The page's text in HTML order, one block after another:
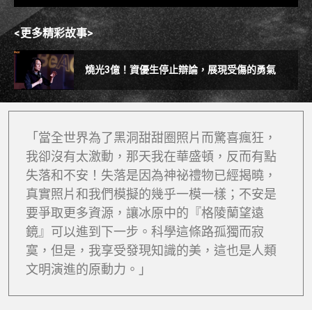
<更多精彩故事>
燒光3億！資優生停止辯論，展現受傷的勇氣
「當全世界為了黑洞甜甜圈照片而驚喜瘋狂，
我卻沒有太激動，那天我在華盛頓，反而有點
失落和不安！失落是因為神祕禮物已經揭曉，
真實照片和我們模擬的幾乎一模一樣；不安是
要爭取更多資源，讓冰原中的『格陵蘭望遠
鏡』可以進到下一步。科學這條路孤獨而寂
寞，但是，我享受發現知識的美，這也是人類
文明演進的原動力。」